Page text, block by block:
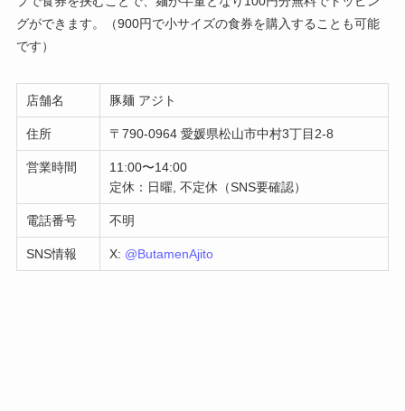
グができます。（900円で小サイズの食券を購入することも可能
です）
店舗名 豚麺 アジト
住所 〒790-0964 愛媛県松山市中村3丁目2-8
営業時間
11:00〜14:00
定休：日曜, 不定休（SNS要確認）
電話番号 不明
SNS情報 X: @ButamenAjito